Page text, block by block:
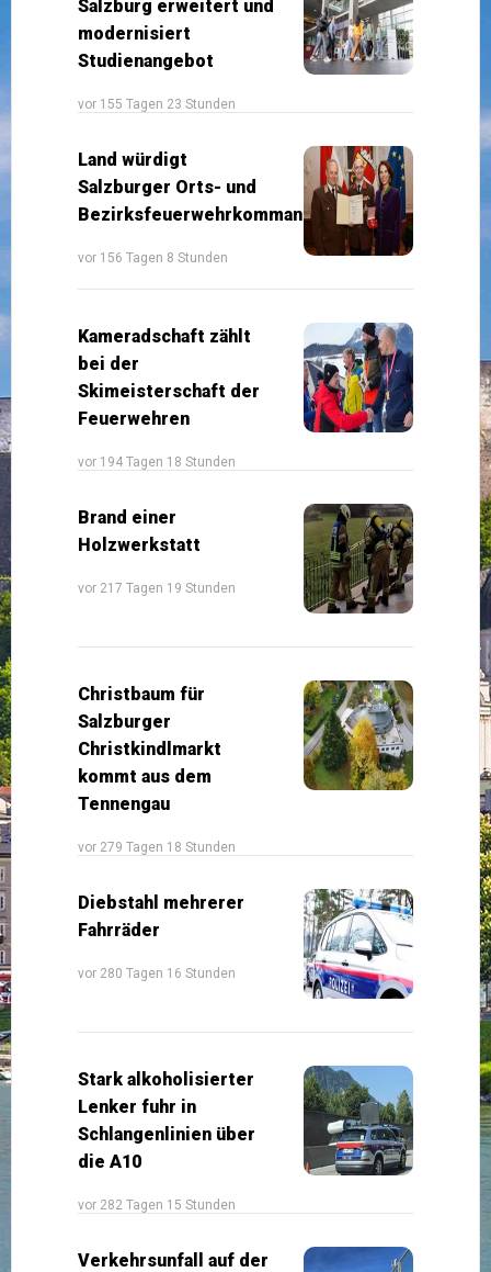
Salzburg erweitert und
modernisiert
Studienangebot
vor 155 Tagen 23 Stunden
Land würdigt
Salzburger Orts- und
Bezirksfeuerwehrkommandanten
vor 156 Tagen 8 Stunden
Kameradschaft zählt
bei der
Skimeisterschaft der
Feuerwehren
vor 194 Tagen 18 Stunden
Brand einer
Holzwerkstatt
vor 217 Tagen 19 Stunden
Christbaum für
Salzburger
Christkindlmarkt
kommt aus dem
Tennengau
vor 279 Tagen 18 Stunden
Diebstahl mehrerer
Fahrräder
vor 280 Tagen 16 Stunden
Stark alkoholisierter
Lenker fuhr in
Schlangenlinien über
die A10
vor 282 Tagen 15 Stunden
Verkehrsunfall auf der